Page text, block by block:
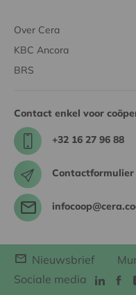
Over Cera
KBC Ancora
BRS
Contact enkel voor
+32 16 27 96 88
Contactformulier
Nieuwsbrief
Sociale media